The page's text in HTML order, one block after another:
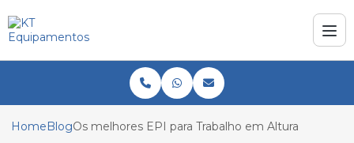
HomeBlogOs melhores EPI para Trabalho em Altura